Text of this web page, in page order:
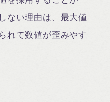
ない理由は、最大値
れて数値が歪みやす